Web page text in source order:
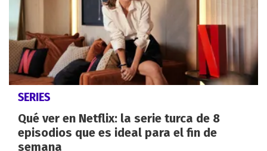
SERIES
Qué ver en Netflix: la serie turca de 8
episodios que es ideal para el fin de
semana